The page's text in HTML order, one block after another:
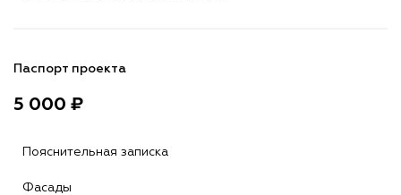
Паспорт проекта
5 000 ₽
Пояснительная записка
Фасады